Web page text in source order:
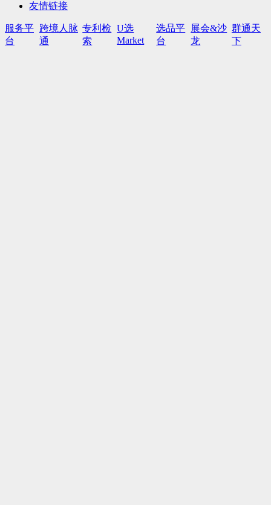
友情链接
服务平
台
跨境人脉
通
专利检
索
U选
Market
选品平
台
展会&沙
龙
群通天
下